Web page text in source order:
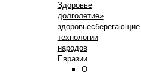
Здоровье
долголетие»
здоровьесберегающие
технологии
народов
Евразии
О